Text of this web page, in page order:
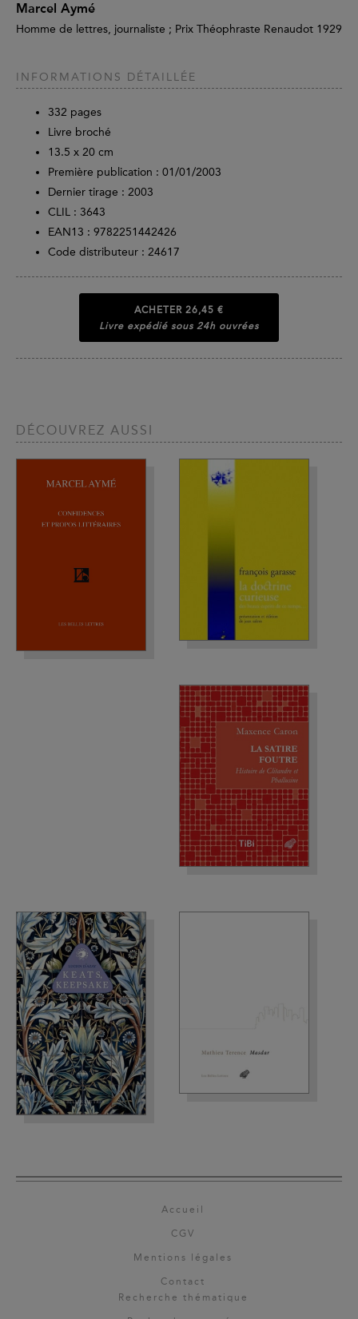
Marcel Aymé
Homme de lettres, journaliste ; Prix Théophraste Renaudot 1929
INFORMATIONS DÉTAILLÉE
332 pages
Livre broché
13.5 x 20 cm
Première publication : 01/01/2003
Dernier tirage : 2003
CLIL : 3643
EAN13 : 9782251442426
Code distributeur : 24617
ACHETER 26,45 €
Livre expédié sous 24h ouvrées
DÉCOUVREZ AUSSI
Accueil
CGV
Mentions légales
Contact
Recherche thématique